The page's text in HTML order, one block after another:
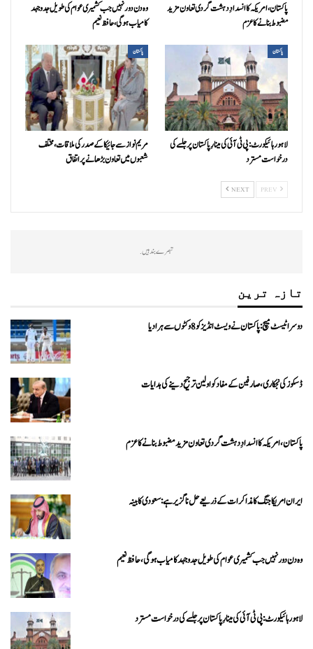
پاکستان، امریکہ کا انسدادِ دہشت گردی تعاون مزید
مضبوط بنانے کا عزم
وہ دن دور نہیں جب کشمیری عوام کی طویل جدوجہد
کامیاب ہوگی،حافظ نعیم
پاکستان
لاہور ہائیکورٹ: پی ٹی آئی کی مینارِ پاکستان پر جلسے کی
درخواست مسترد
پاکستان
مریم نواز سے جائیکا کے صدر کی ملاقات، مختلف
شعبوں میں تعاون بڑھانے پر اتفاق
NEXT
تبصرے بند ہیں.
تازہ ترین
دوسرا ٹیسٹ میچ: پاکستان نے ویسٹ انڈیز کو 8 وکٹوں سے ہرا دیا
ڈسکوز کی نجکاری،صارفین کے مفاد کو اولین ترجیح دینے کی ہدایات
پاکستان، امریکہ کا انسدادِ دہشت گردی تعاون مزید مضبوط بنانے کا عزم
ایران امریکا جنگ کا مذاکرات کے ذریعے حل ناگزیر ہے: سعودی کابینہ
وہ دن دور نہیں جب کشمیری عوام کی طویل جدوجہد کامیاب ہوگی،حافظ نعیم
لاہور ہائیکورٹ: پی ٹی آئی کی مینارِ پاکستان پر جلسے کی درخواست مسترد